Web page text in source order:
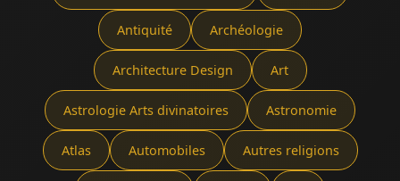
Antiquité Archéologie
Architecture Design Art
Astrologie Arts divinatoires Astronomie
Atlas Automobiles Autres religions